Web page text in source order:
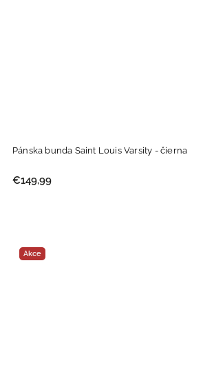
Pánska bunda Saint Louis Varsity - čierna
€149,99
Akce